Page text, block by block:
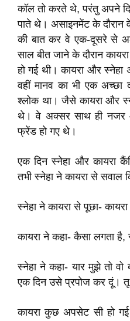
कॉल तो करते थे, परंतु अपने
पाते थे। असाइनमेंट के दौरान
की बात कर वे एक-दूसरे से
साल बीत जाने के दौरान
हो गई थी। कायरा और
वहीं मानव का भी एक अच्छा
श्लोक था। जैसे कायरा और
थे। वे अक्सर साथ ही
फ्रेंड हो गए थे।
एक दिन स्नेहा और कायरा
तभी स्नेहा ने कायरा से सवाल
स्नेहा ने कायरा से पूछा-
कायरा ने कहा- कैसा लगता
स्नेहा ने कहा- यार मुझे तो
एक दिन उसे प्रपोज कर दूं।
कायरा कुछ अपसेट सी हो